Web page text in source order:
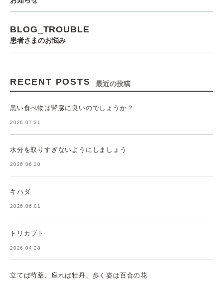
BLOG_TROUBLE
患者さまのお悩み
RECENT POSTS 最近の投稿
黒い食べ物は腎臓に良いのでしょうか？
2026.07.31
水分を取りすぎないようにしましょう
2026.06.30
キハダ
2026.06.01
トリカブト
2026.04.28
立てば芍薬、座れば牡丹、歩く姿は百合の花